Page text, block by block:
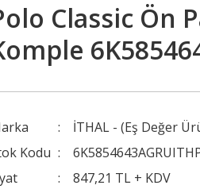
Classic Ön
İTHAL - (Eş Değer
Kodu
847,21 TL + KDV